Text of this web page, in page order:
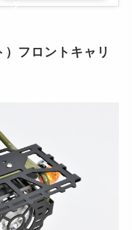
グ
フロントキャリ